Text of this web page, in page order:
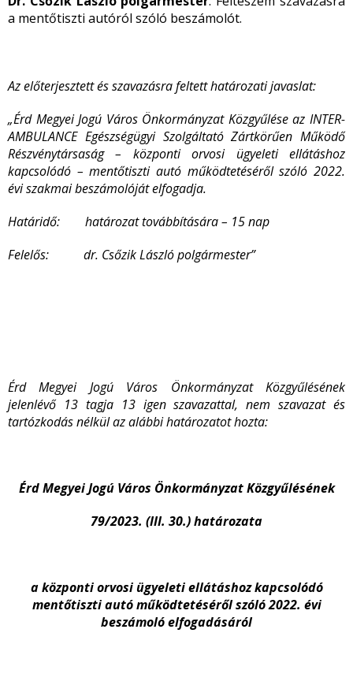
a mentőtiszti autóról szóló beszámolót.
Az előterjesztett és szavazásra feltett határozati javaslat:
„Érd Megyei Jogú Város Önkormányzat Közgyűlése az INTER-
AMBULANCE Egészségügyi Szolgáltató Zártkörűen Működő
Részvénytársaság – központi orvosi ügyeleti ellátáshoz
kapcsolódó – mentőtiszti autó működtetéséről szóló 2022.
évi szakmai beszámolóját elfogadja.
Határidő: határozat továbbítására – 15 nap
Felelős: dr. Csőzik László polgármester”
Érd Megyei Jogú Város Önkormányzat Közgyűlésének
jelenlévő 13 tagja 13 igen szavazattal, nem szavazat és
tartózkodás nélkül az alábbi határozatot hozta:
Érd Megyei Jogú Város Önkormányzat Közgyűlésének
79/2023. (III. 30.) határozata
a központi orvosi ügyeleti ellátáshoz kapcsolódó
mentőtiszti autó működtetéséről szóló 2022. évi
beszámoló elfogadásáról